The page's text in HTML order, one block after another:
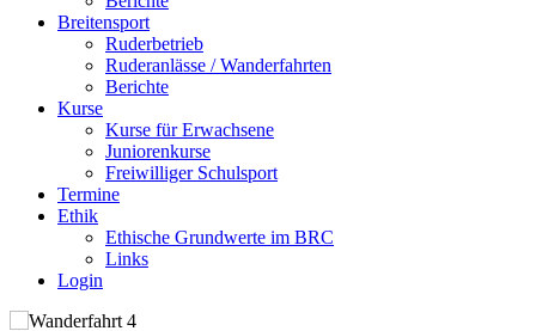
Breitensport
Ruderbetrieb
Ruderanlässe / Wanderfahrten
Berichte
Kurse
Kurse für Erwachsene
Juniorenkurse
Freiwilliger Schulsport
Termine
Ethik
Ethische Grundwerte im BRC
Links
Login